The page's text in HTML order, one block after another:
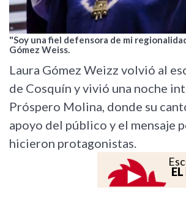
"Soy una fiel defensora de mi
Gómez Weiss.
Laura Gómez Weizz volvió al
de Cosquín y vivió una noche
Próspero Molina, donde su
apoyo del público y el mensaje
hicieron protagonistas.